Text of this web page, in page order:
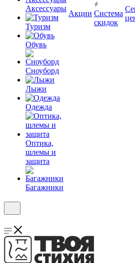
Аксессуары
Туризм
Обувь
Сноуборд
Лыжи
Одежда
Оптика,
шлемы и
защита
Багажники
Акции Система
скидок